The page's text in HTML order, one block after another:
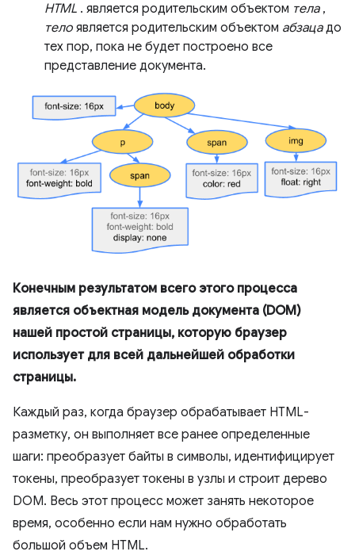
HTML . является родительским объектом тела,
тело является родительским объектом абзацадо
тех пор, пока не будет построено все
представление документа.
Конечным результатом всего этого процесса
является объектная модель документа (DOM)
нашей простой страницы, которую браузер
использует для всей дальнейшей обработки
страницы.
Каждый раз, когда браузер обрабатывает HTML-
разметку, он выполняет все ранее определенные
шаги: преобразует байты в символы, идентифицирует
токены, преобразует токены в узлы и строит дерево
DOM. Весь этот процесс может занять некоторое
время, особенно если нам нужно обработать
большой объем HTML.